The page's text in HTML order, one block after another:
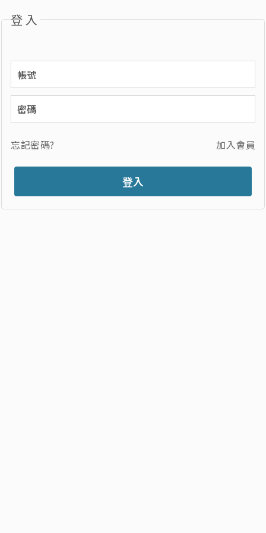
登入
忘記密碼? 加入會員